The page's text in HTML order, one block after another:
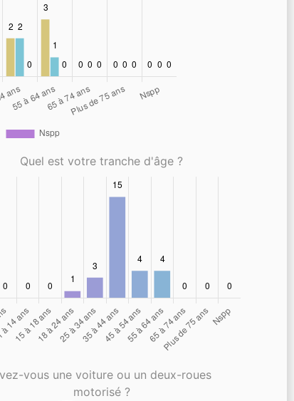
Quel est votre tranche d'âge ?
vous une voiture ou un deux-roues
motorisé ?